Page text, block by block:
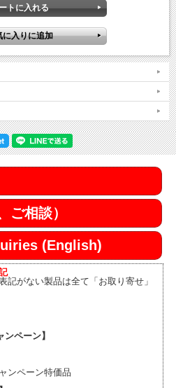
ご相談）
(English)
記がない製品は全て「お取り寄せ」
ペーン】
ンペーン特価品